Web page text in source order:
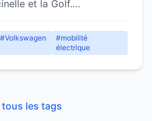
et la Golf.
#Volkswagen
#mobilité
électrique
les tags